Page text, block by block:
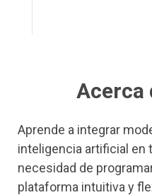
Acerca
Aprende a integrar
inteligencia artificial en
necesidad de
plataforma intuitiva y